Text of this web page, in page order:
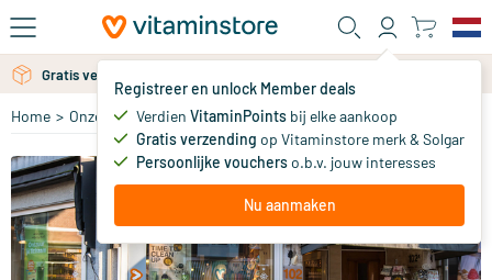
Ga naar de hoofdinhoud
Registreer en unlock Member deals
Verdien VitaminPoints bij elke aankoop
Gratis verzending op Vitaminstore merk & Solgar
Persoonlijke voucherso.b.v. jouw interesses
Nu aanmaken
Gratis persoonlijk advies via chat of email
Home > Onze winkels > Vitaminstore Den Haag